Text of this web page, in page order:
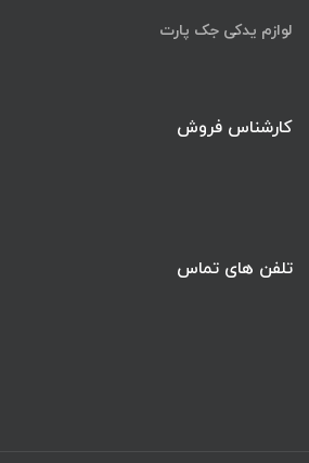
لوازم یدکی جک پارت
کارشناس فروش
تلفن های تماس